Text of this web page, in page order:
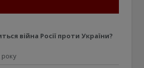
війна Росії проти України?
року